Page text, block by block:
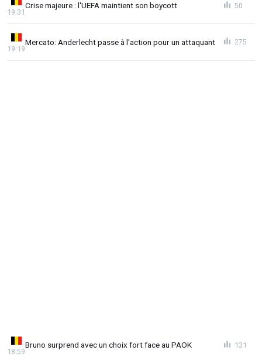
Crise majeure : l'UEFA maintient son boycott
19:31
50
Mercato: Anderlecht passe à l'action pour un attaquant
19:19
275
Bruno surprend avec un choix fort face au PAOK
18:59
131